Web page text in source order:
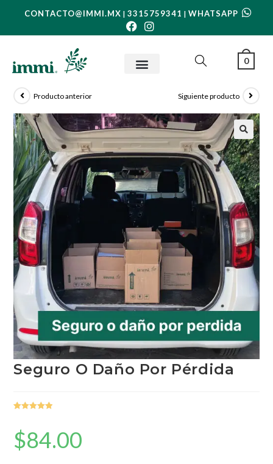
CONTACTO@IMMI.MX | 3315759341 | WHATSAPP
0
Producto anterior Siguiente producto
Seguro O Daño Por Pérdida
5.00
base a
valoración de
$84.00